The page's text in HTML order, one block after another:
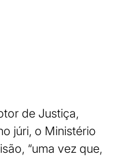
de Justiça,
júri, o Ministério
“uma vez que,